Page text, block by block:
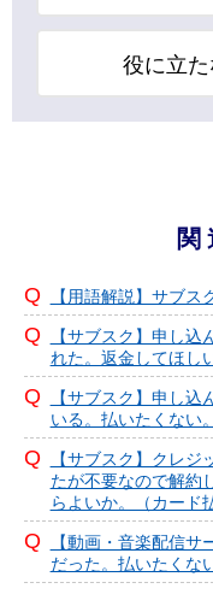
役に立
【用語解説】サブス
【サブスク】申し
れた。返金してほしい
【サブスク】申し
いる。払いたくない。
【サブスク】クレ
たが不要なので解約
らよいか。（カード
【動画・音楽配信
だった。払いたくない